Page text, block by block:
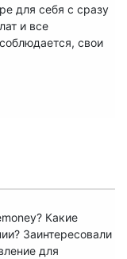
для себя с сразу
и все
свои
Какие
Заинтересовали
для